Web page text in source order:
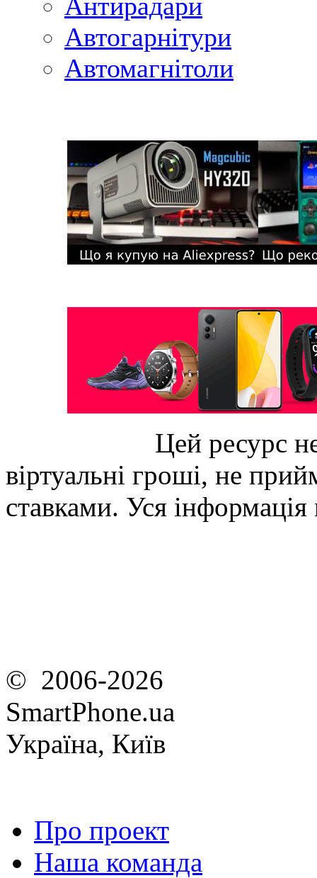
Автогарнітури
Автомагнітоли
Цей ресурс
віртуальні гроші, не
ставками. Уся
© 2006-2026
SmartPhone.ua
Україна, Київ
Про проект
Наша команда